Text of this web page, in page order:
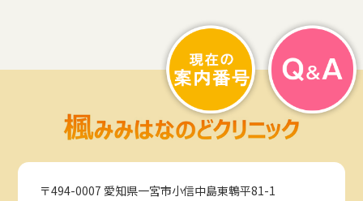
〒494-0007 愛知県一宮市小信中島東鵯平81-1